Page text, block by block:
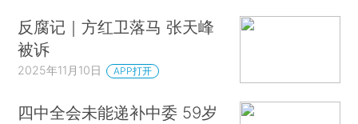
反腐记｜方红卫落马 张天峰
被诉
2025年11月10日 APP打开
四中全会未能递补中委 59岁